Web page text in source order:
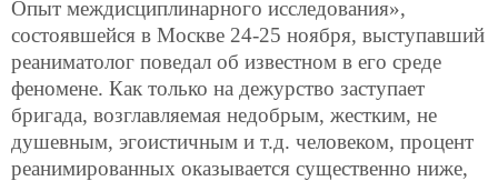
Опыт междисциплинарного исследования»,
состоявшейся в Москве 24-25 ноября, выступавший
реаниматолог поведал об известном в его среде
феномене. Как только на дежурство заступает
бригада, возглавляемая недобрым, жестким, не
душевным, эгоистичным и т.д. человеком, процент
реанимированных оказывается существенно ниже,